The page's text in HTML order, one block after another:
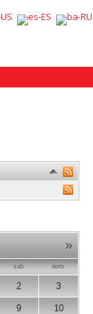
»
sab dom
2 3
9 10